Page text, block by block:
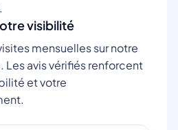
visibilité
mensuelles sur notre
Les avis vérifiés renforcent
et votre